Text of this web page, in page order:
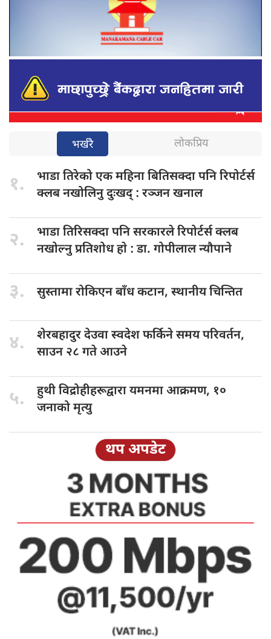
भर्खरै लोकप्रिय
१. भाडा तिरेकोएक महिना बितिसक्दा पनि रिपोर्टर्स
क्लब नखोलिनु दुःखद् : रञ्जन खनाल
२. भाडा तिरिसक्दापनि सरकारले रिपोर्टर्स क्लब
नखोल्नु प्रतिशोध हाे : डा‍‍‍. गोपीलाल न्यौपाने
३. सुस्तामा रोकिएनबाँध कटान, स्थानीय चिन्तित
४. शेरबहादुर देउवास्वदेश फर्किने समय परिवर्तन,
साउन २८ गते आउने
५. हुथी विद्रोहीहरूद्वारायमनमा आक्रमण, १०
जनाको मृत्यु
थप अपडेट